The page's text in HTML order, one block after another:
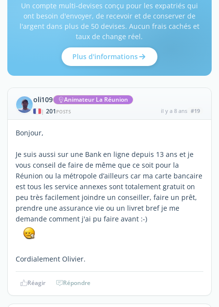
Un compte multi-devises conçu pour les expatriés qui
ont besoin d'envoyer, de recevoir et de conserver de
l'argent dans plus de 50 devises. Aucun frais cachés et
taux de change réel.
Plus d'informations
oli109 Animateur La Réunion
| 201 POSTS il y a 8 ans #19
Bonjour,
Je suis aussi sur une Bank en ligne depuis 13 ans et je
vous conseil de faire de même que ce soit pour la
Réunion ou la métropole d’ailleurs car ma carte bancaire
est tous les service annexes sont totalement gratuit on
peu très facilement joindre un conseiller, faire un prêt,
prendre une assurance vie ou un livret bref je me
demande comment j'ai pu faire avant :-)
Cordialement Olivier.
Réagir Répondre